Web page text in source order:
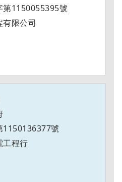
第1150055395號
限公司
1150136377號
工程行